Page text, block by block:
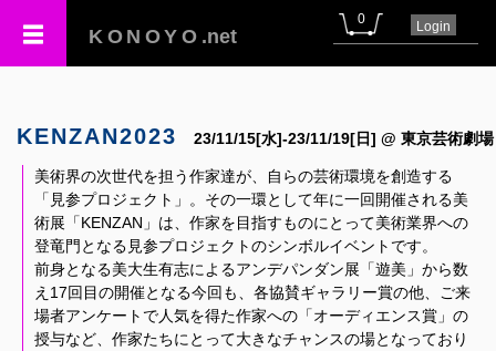
KONOYO .net
0 Login
KENZAN2023 23/11/15[水]-23/11/19[日] @ 東京芸術劇場
美術界の次世代を担う作家達が、自らの芸術環境を創造する
「見参プロジェクト」。その一環として年に一回開催される美
術展「KENZAN」は、作家を目指すものにとって美術業界への
登竜門となる見参プロジェクトのシンボルイベントです。
前身となる美大生有志によるアンデパンダン展「遊美」から数
え17回目の開催となる今回も、各協賛ギャラリー賞の他、ご来
場者アンケートで人気を得た作家への「オーディエンス賞」の
授与など、作家たちにとって大きなチャンスの場となっており